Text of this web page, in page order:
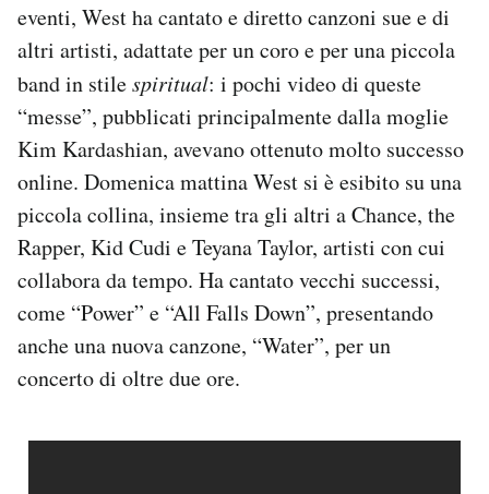
AREA PERSONALE
Area Personale
Newsletter
Notifiche mobile
Regala il Post
Hai bisogno di aiuto?
Esci
eventi, West ha cantato e diretto canzoni sue e di
altri artisti, adattate per un coro e per una piccola
band in stilespiritual: i pochi video di queste
“messe”, pubblicati principalmente dalla moglie
Kim Kardashian, avevano ottenuto molto successo
online. Domenica mattina West si è esibito su una
piccola collina, insieme tra gli altri a Chance, the
Rapper, Kid Cudi e Teyana Taylor, artisti con cui
collabora da tempo. Ha cantato vecchi successi,
come “Power” e “All Falls Down”, presentando
anche una nuova canzone, “Water”, per un
concerto di oltre due ore.